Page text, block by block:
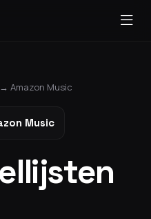
→ Amazon Music
Music